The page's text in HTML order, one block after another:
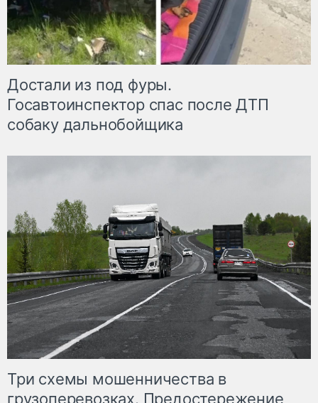
Достали из под фуры.
Госавтоинспектор спас после ДТП
собаку дальнобойщика
Три схемы мошенничества в
грузоперевозках. Предостережение